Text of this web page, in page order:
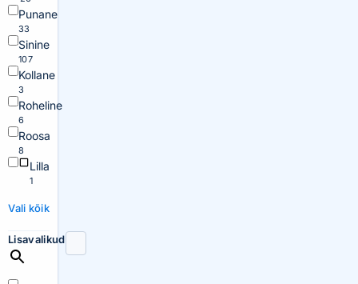
Punane
33
Sinine
107
Kollane
3
Roheline
6
Roosa
8
Lilla
1
Vali kõik
Lisavalikud